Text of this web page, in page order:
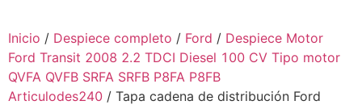
Inicio / Despiece completo / Ford / Despiece Motor
Ford Transit 2008 2.2 TDCI Diesel 100 CV Tipo motor
QVFA QVFB SRFA SRFB P8FA P8FB
Articulodes240 / Tapa cadena de distribución Ford